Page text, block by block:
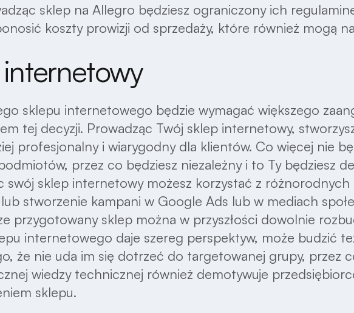
sklep na Allegro będziesz ograniczony ich
koszty prowizji od sprzedaży, które również mogą
internetowy
sklepu internetowego będzie wymagać większego
tej decyzji. Prowadząc Twój sklep internetowy,
profesjonalny i wiarygodny dla klientów. Co więcej nie
przez co będziesz niezależny i to Ty będziesz
swój sklep internetowy możesz korzystać z różnorodnych
stworzenie kampani w Google Ads lub w mediach
przygotowany sklep można w przyszłości dowolnie
internetowego daje szereg perspektyw, może budzić
że nie uda im się dotrzeć do targetowanej grupy, przez
wiedzy technicznej również demotywuje
sklepu.